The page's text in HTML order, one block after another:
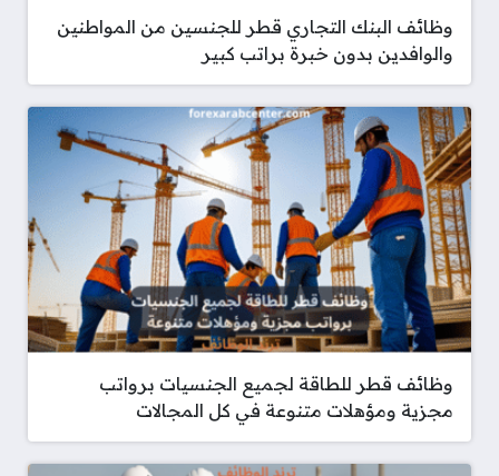
وظائف البنك التجاري قطر للجنسين من المواطنين
والوافدين بدون خبرة براتب كبير
وظائف قطر للطاقة لجميع الجنسيات برواتب
مجزية ومؤهلات متنوعة في كل المجالات